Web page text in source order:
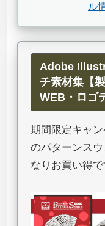
ル
Adobe
チ素材集【
WEB・ロゴ
期間限定キャン
のパターンス
なりお買い得で